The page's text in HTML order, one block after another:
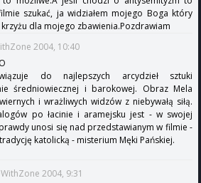
szukać, ja widziałem mojego Boga który
dla mojego zbawienia.Pozdrawiam
2004, 10:40
do najlepszych arcydzieł sztuki
średniowiecznej i barokowej. Obraz Mela
i wrażliwych widzów z niebywałą siłą.
po łacinie i aramejsku jest - w swojej
unosi się nad przedstawianym w filmie -
katolicką - misterium Męki Pańskiej.
2004, 9:31